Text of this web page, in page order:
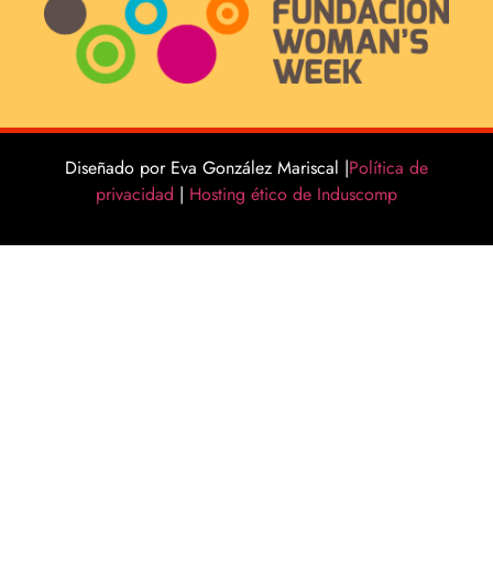
Diseñado por Eva González Mariscal |Política de
privacidad | Hosting ético de Induscomp